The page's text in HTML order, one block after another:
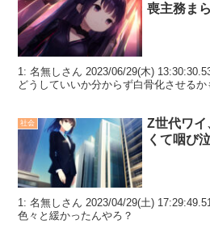
喪主務ま
1: 名無しさん 2023/06/29(木)
どうしていいか分からず白骨化させる
社会
Z世代ワイ
くて咽び
1: 名無しさん 2023/04/29(土)
色々と緩かったんやろ？